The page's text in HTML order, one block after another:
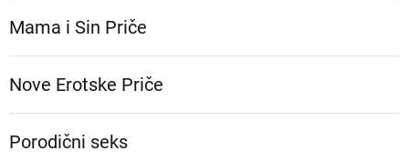
Mama i Sin Priče
Nove Erotske Priče
Porodični seks